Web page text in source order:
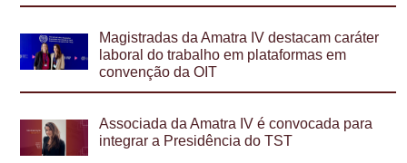
Magistradas da Amatra IV destacam caráter
laboral do trabalho em plataformas em
convenção da OIT
Associada da Amatra IV é convocada para
integrar a Presidência do TST